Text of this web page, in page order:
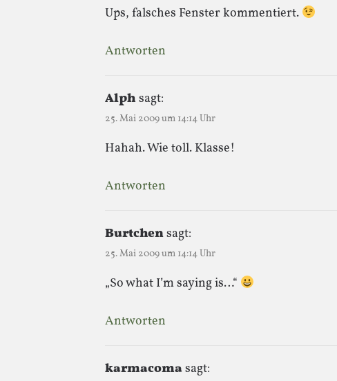
Ups, falsches Fenster kommentiert.
Antworten
Alph sagt:
25. Mai 2009 um 14:14 Uhr
Hahah. Wie toll. Klasse!
Antworten
Burtchensagt:
25. Mai 2009 um 14:14 Uhr
„So what I’m saying is…“
Antworten
karmacomasagt: